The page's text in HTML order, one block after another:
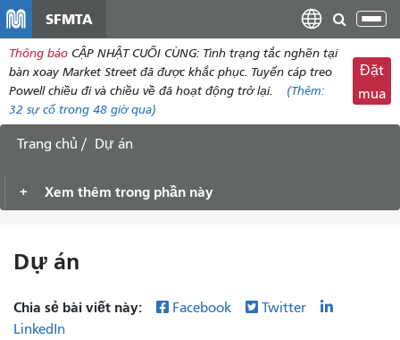
dung
SFMTA
Thông báo CẬP NHẬT CUỐI CÙNG: Tình trạng tắc nghẽn tại
bàn xoay Market Street đã được khắc phục. Tuyến cáp treo
Powell chiều đi và chiều về đã hoạt động trở lại.
(Thêm:
32 sự cố trong 48 giờ qua)
Đặt
mua
Trang chủ Dự án
Xem thêm trong phần này
Dự án
Chia sẻ bài viết này: Facebook
Twitter
LinkedIn